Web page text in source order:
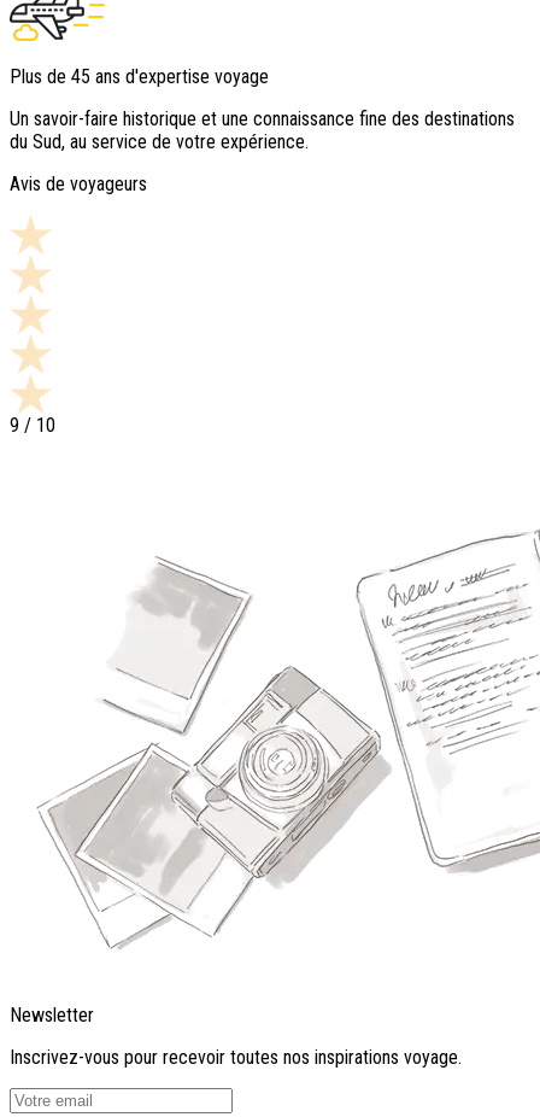
Plus de 45 ans d'expertise voyage
Un savoir-faire historique et une connaissance fine des destinations
du Sud, au service de votre expérience.
Avis de voyageurs
9 / 10
Newsletter
Inscrivez-vous pour recevoir toutes nos inspirations voyage.